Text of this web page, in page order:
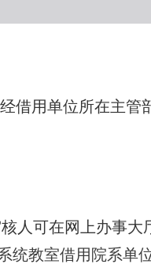
经借用单位所在主
人可在网上办事大
统教室借用院系单